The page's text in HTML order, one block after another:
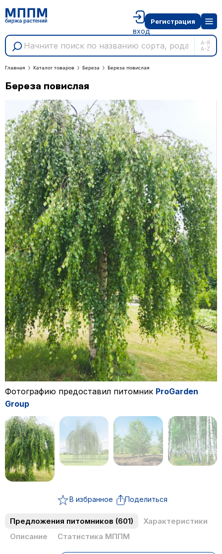
А-Я
A-Z
вход
Регистрация
Главная Каталог товаров Береза Береза повислая
Береза повислая
Фотографию предоставил питомник ProGarden
Group
В избранное Поделиться
Предложения питомников (601)
Характеристики
Описание
Статистика МППМ